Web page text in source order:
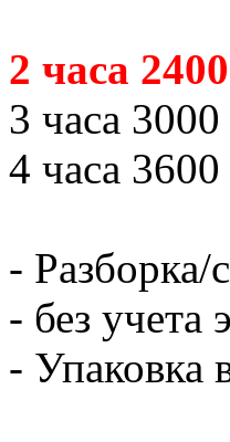
2 часа
3 часа
4 часа
- Разборка/
- без учета
- Упаковка